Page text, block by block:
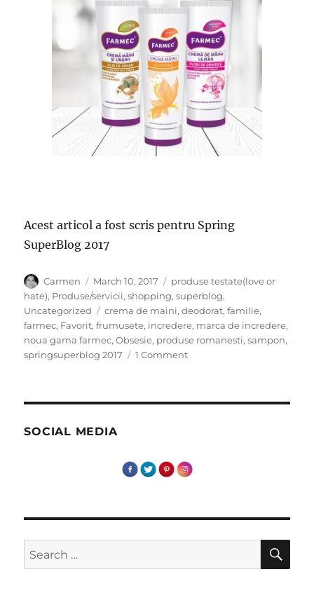
Acest articol a fost scris pentru Spring
SuperBlog 2017
Author
Carmen
Posted
on
March 10, 2017 Categories
produse testate(love or
hate), Produse/servicii,shopping,superblog,
Uncategorized
Tags
crema de maini,deodorat,familie,
farmec, Favorit,frumusete, incredere, marca de incredere,
noua gama farmec,Obsesie, produse romanesti,sampon,
springsuperblog 2017
1 Commenton
SOCIAL MEDIA
Search
for: